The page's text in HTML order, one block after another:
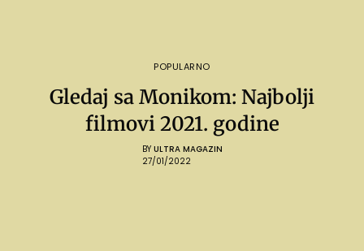
POPULARNO
Gledaj sa Monikom: Najbolji
filmovi 2021. godine
BY ULTRA MAGAZIN
27/01/2022